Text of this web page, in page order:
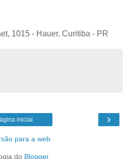
1015 - Hauer, Curitiba - PR
›
inicial
para a web
do Blogger.